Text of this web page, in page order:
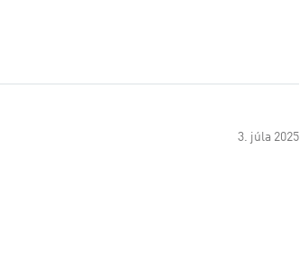
3. júla 2025